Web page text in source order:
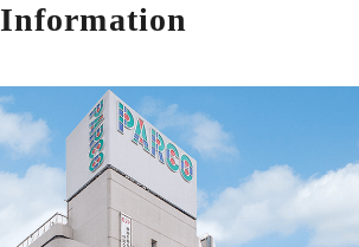
Information